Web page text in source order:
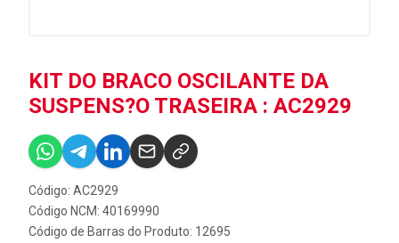
KIT DO BRACO OSCILANTE DA
SUSPENS?O TRASEIRA : AC2929
Código: AC2929
Código NCM: 40169990
Código de Barras do Produto: 12695